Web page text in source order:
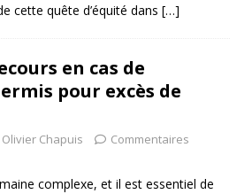
cette quête d’équité dans […]
en cas de
pour excès de
Olivier Chapuis
Commentaires
complexe, et il est essentiel de